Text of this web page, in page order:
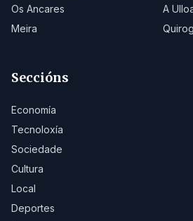
Os Ancares
A
Meira
Seccións
Economía
Tecnoloxía
Sociedade
Cultura
Local
Deportes